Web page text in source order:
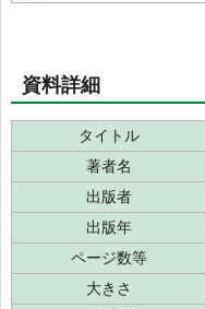
資料詳細
タイトル
著者名
出版者
出版年
ページ数等
大きさ